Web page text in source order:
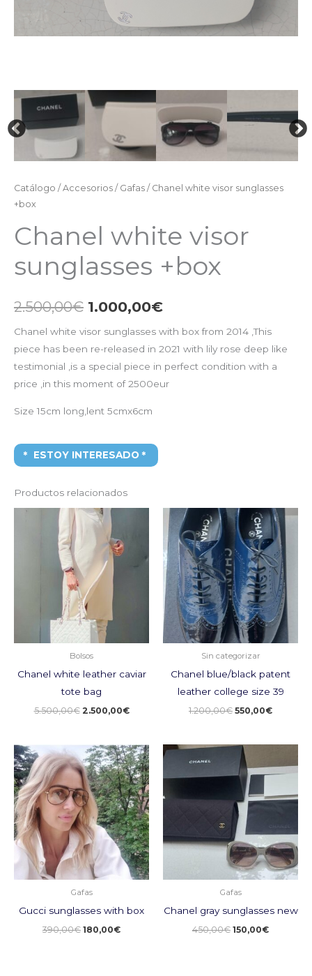
Catálogo / Accesorios / Gafas / Chanel white visor sunglasses
+box
Chanel white visor
sunglasses +box
2.500,00€ 1.000,00€
Chanel white visor sunglasses with box from 2014 ,This
piece has been re-released in 2021 with lily rose deep like
testimonial ,is a special piece in perfect condition with a
price ,in this moment of 2500eur
Size 15cm long,lent 5cmx6cm
ESTOY INTERESADO
Productos relacionados
Bolsos
Chanel white leather caviar
tote bag
5.500,00€
El
precio
original
era:
5.500,00€.
2.500,00€
2.500,00€.
Sin categorizar
Chanel blue/black patent
leather college size 39
1.200,00€
El
precio
original
era:
1.200,00€.
550,00€
El
precio
actual
es:
550,00€.
Gafas
Gucci sunglasses with box
390,00€
El
precio
original
era:
390,00€.
180,00€
El
precio
actual
es:
180,00€.
Gafas
Chanel gray sunglasses new
450,00€
El
precio
original
era:
450,00€.
150,00€
actual
150,00€.